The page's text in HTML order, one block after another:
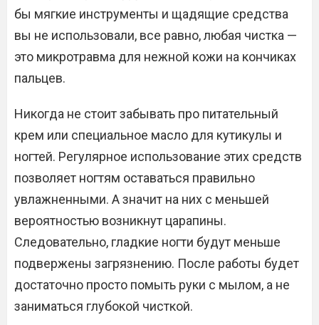
бы мягкие инструменты и щадящие средства
вы не использовали, все равно, любая чистка —
это микротравма для нежной кожи на кончиках
пальцев.
Никогда не стоит забывать про питательный
крем или специальное масло для кутикулы и
ногтей. Регулярное использование этих средств
позволяет ногтям оставаться правильно
увлажненными. А значит на них с меньшей
вероятностью возникнут царапины.
Следовательно, гладкие ногти будут меньше
подвержены загрязнению. После работы будет
достаточно просто помыть руки с мылом, а не
заниматься глубокой чисткой.